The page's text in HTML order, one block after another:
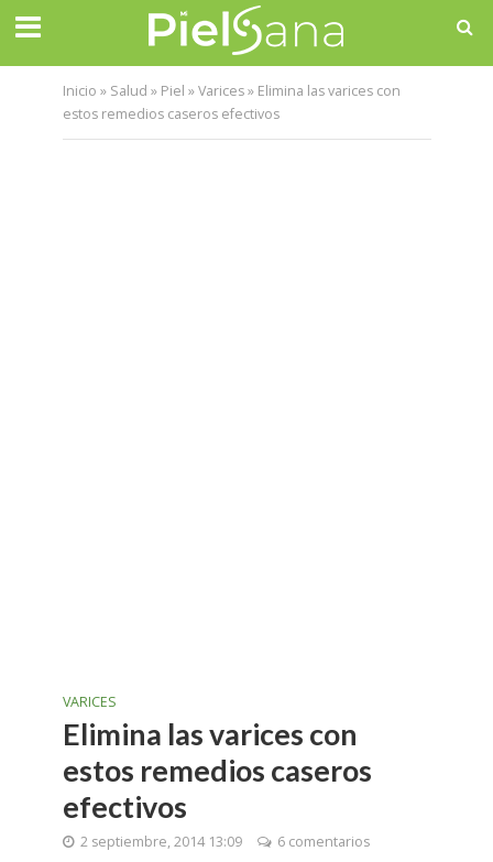
Inicio » Salud » Piel »Varices» Elimina las varices con
estos remedios caseros efectivos
VARICES
Elimina las varices con
estos remedios caseros
efectivos
2 septiembre, 2014 13:09
6 comentarios